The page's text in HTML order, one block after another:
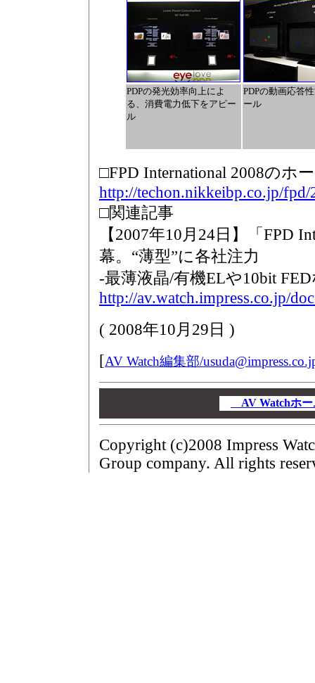
PDPの発光効率向上によ
る、消費電力低下をアピー
ル
PDPの動画応答
ール
□FPD International 2008のホ
http://techon.nikkeibp.co.jp/
□関連記事
【2007年10月24日】「FPD
幕。“薄型”に各社注力
-最薄液晶/有機ELや10bit
http://av.watch.impress.co.jp/
( 2008年10月29日 )
[AV Watch編集部/
AV Watchホ
Copyright (c)2008 Impress
Group company. All rights